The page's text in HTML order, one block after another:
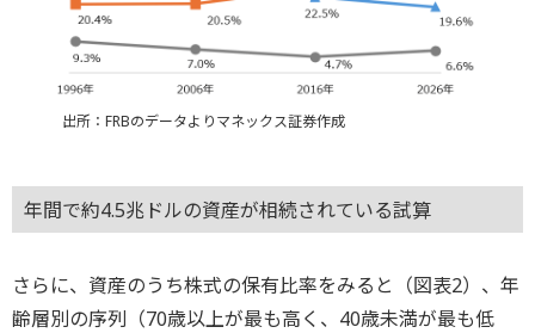
出所：FRBのデータよりマネックス証券作成
年間で約4.5兆ドルの資産が相続されている試算
さらに、資産のうち株式の保有比率をみると（図表2）、年
齢層別の序列（70歳以上が最も高く、40歳未満が最も低